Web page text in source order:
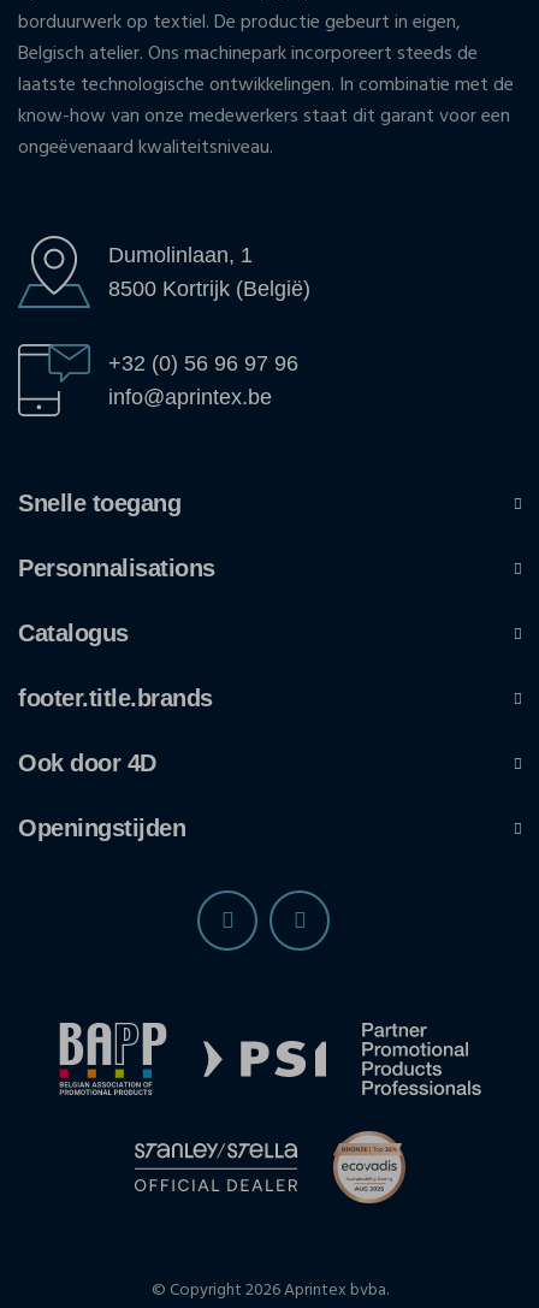
borduurwerk op textiel. De productie gebeurt in eigen,
Belgisch atelier. Ons machinepark incorporeert steeds de
laatste technologische ontwikkelingen. In combinatie met de
know-how van onze medewerkers staat dit garant voor een
ongeëvenaard kwaliteitsniveau.
Dumolinlaan, 1
8500 Kortrijk (België)
+32 (0) 56 96 97 96
info@aprintex.be
Snelle toegang
Personnalisations
Catalogus
footer.title.brands
Ook door 4D
Openingstijden
© Copyright 2026 Aprintex bvba.